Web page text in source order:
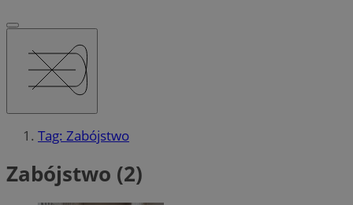
Tag: Zabójstwo
Zabójstwo (2)